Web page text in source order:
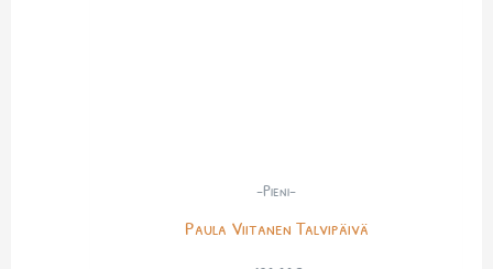
-Pieni-
Paula Viitanen Talvipäivä